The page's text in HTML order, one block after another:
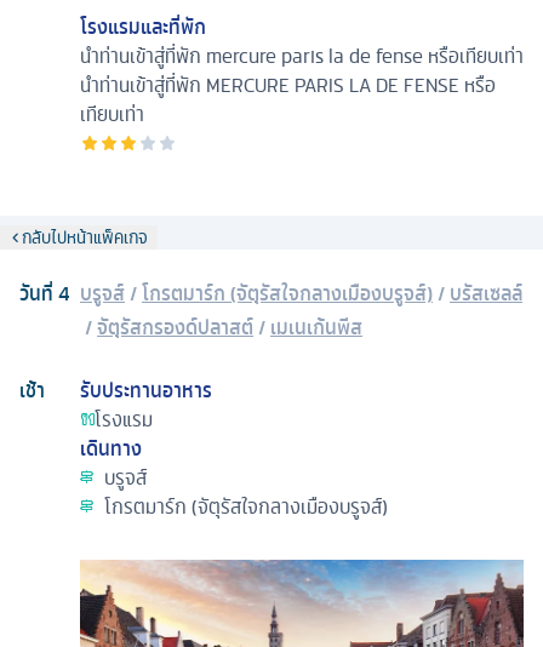
โรงแรมและที่พัก
นำท่านเข้าสู่ที่พัก mercure paris la de fense หรือเทียบเท่า
นำท่านเข้าสู่ที่พัก MERCURE PARIS LA DE FENSE หรือ
เทียบเท่า
กลับไปหน้าแพ็คเกจ
วันที่4 บรูจส์/โกรตมาร์ก (จัตุรัสใจกลางเมืองบรูจส์)/บรัสเซลล์
/จัตุรัสกรองด์ปลาสต์/เมเนเก้นพีส
เช้า
รับประทานอาหาร
โรงแรม
เดินทาง
บรูจส์
โกรตมาร์ก (จัตุรัสใจกลางเมืองบรูจส์)